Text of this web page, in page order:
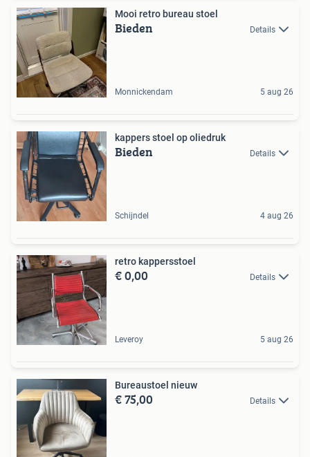
Mooi retro bureau stoel
Bieden Details
Monnickendam 5 aug 26
kappers stoel op oliedruk
Bieden Details
Schijndel 4 aug 26
retro kappersstoel
€ 0,00 Details
Leveroy 5 aug 26
Bureaustoel nieuw
€ 75,00 Details